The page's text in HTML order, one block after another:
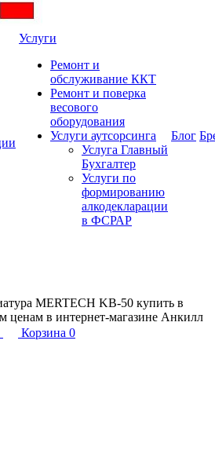
Услуги
Ремонт и
обслуживание ККТ
Ремонт и поверка
весового
оборудования
Услуги аутсорсинга
Услуга Главный
Бухгалтер
Услуги по
формированию
алкодекларации
в ФСРАР
Блог
MERTECH KB-50 купить в
ценам в интернет-магазине Анкилл
Корзина 0